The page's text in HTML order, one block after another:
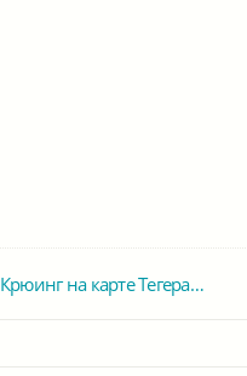
Крюинг на карте Тегерана